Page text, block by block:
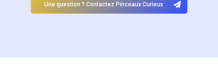
Une question ? Contactez Pinceaux Curieux